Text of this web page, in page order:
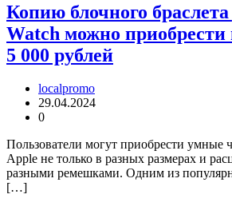
Копию блочного
Watch можно приобрести
5 000 рублей
localpromo
29.04.2024
0
Пользователи могут приобрести умные
Apple не только в разных размерах и
разными ремешками. Одним из
[…]